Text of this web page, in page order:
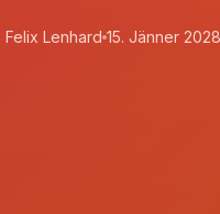
Felix Lenhard 15. Jänner 2028